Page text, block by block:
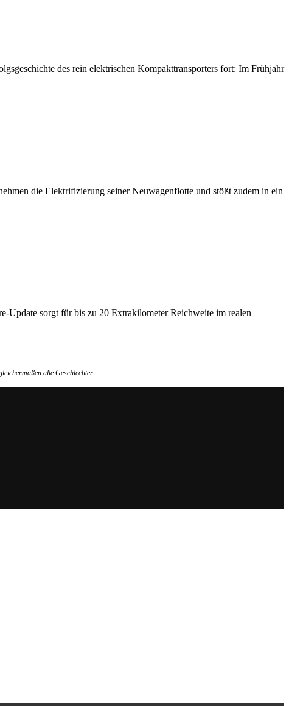
des rein elektrischen Kompakttransporters fort: Im Frühjahr
die Elektrifizierung seiner Neuwagenflotte und stößt zudem in ein
Update sorgt für bis zu 20 Extrakilometer Reichweite im realen
alle Geschlechter.